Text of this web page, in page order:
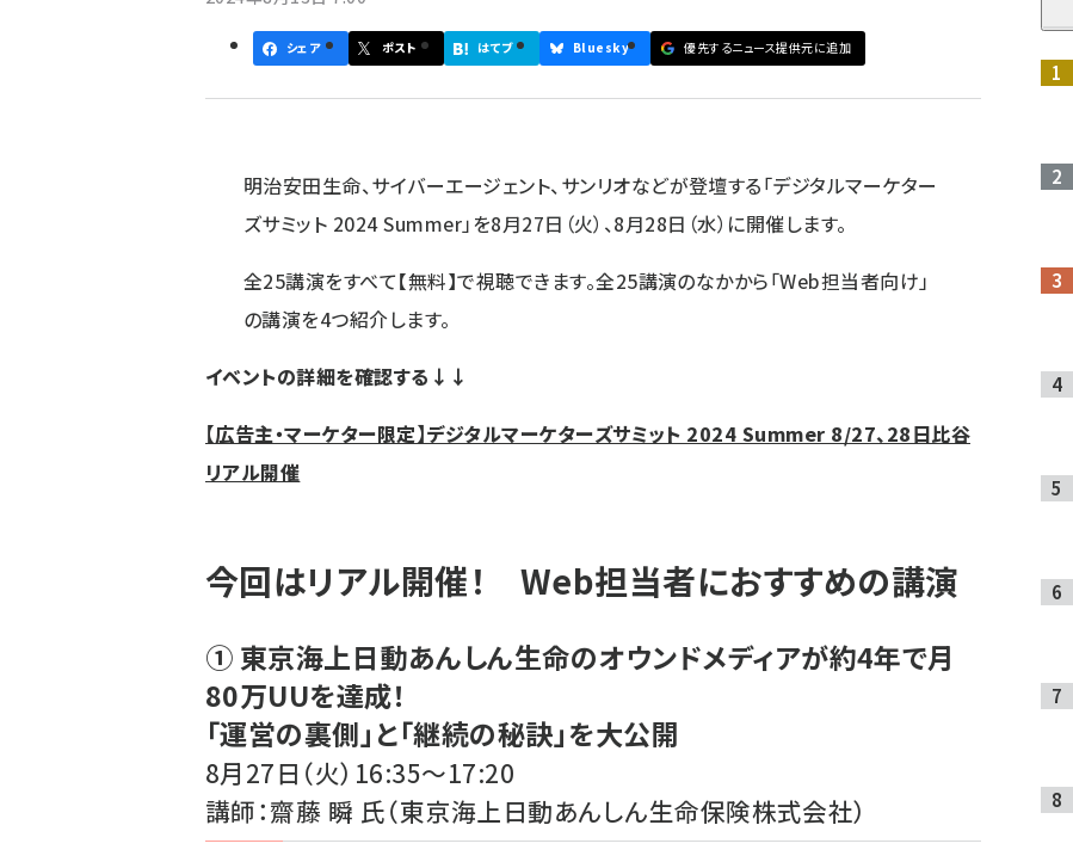
シェア ポスト はてブ Bluesky 優先するニュース提供元に追加
明治安田生命、サイバーエージェント、サンリオなどが登壇する「デジタルマーケター
ズサミット 2024 Summer」を8月27日（火）、8月28日（水）に開催します。
全25講演をすべて【無料】で視聴できます。全25講演のなかから「Web担当者向け」
の講演を4つ紹介します。
イベントの詳細を確認する↓↓
【広告主・マーケター限定】デジタルマーケターズサミット 2024 Summer 8/27、28日比谷
リアル開催
今回はリアル開催！ Web担当者におすすめの講演
① 東京海上日動あんしん生命のオウンドメディアが約4年で月
80万UUを達成！
「運営の裏側」と「継続の秘訣」を大公開
8月27日（火）16:35～17:20
講師：齋藤 瞬 氏（東京海上日動あんしん生命保険株式会社）